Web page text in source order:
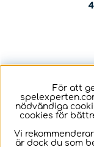
För att
nödvändiga
cookies för
Vi
är dock du som